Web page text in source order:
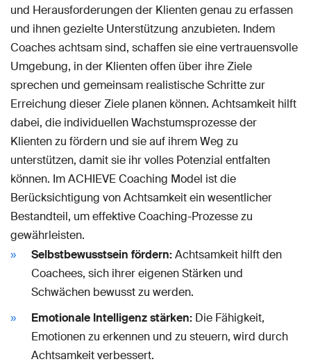
und Herausforderungen der Klienten genau zu erfassen
und ihnen gezielte Unterstützung anzubieten. Indem
Coaches achtsam sind, schaffen sie eine vertrauensvolle
Umgebung, in der Klienten offen über ihre Ziele
sprechen und gemeinsam realistische Schritte zur
Erreichung dieser Ziele planen können. Achtsamkeit hilft
dabei, die individuellen Wachstumsprozesse der
Klienten zu fördern und sie auf ihrem Weg zu
unterstützen, damit sie ihr volles Potenzial entfalten
können. Im ACHIEVE Coaching Model ist die
Berücksichtigung von Achtsamkeit ein wesentlicher
Bestandteil, um effektive Coaching-Prozesse zu
gewährleisten.
Selbstbewusstsein fördern:Achtsamkeit hilft den
Coachees, sich ihrer eigenen Stärken und
Schwächen bewusst zu werden.
Emotionale Intelligenz stärken: Die Fähigkeit,
Emotionen zu erkennen und zu steuern, wird durch
Achtsamkeit verbessert.